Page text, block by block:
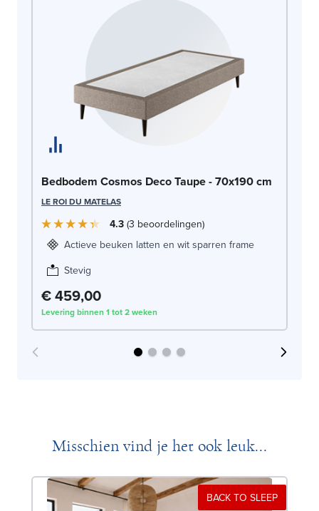
Bedbodem Cosmos Deco Taupe - 70x190 cm
LE ROI DU MATELAS
4.3 3 beoordelingen
Actieve beuken latten en wit sparren frame
Stevig
€ 459,00
Levering binnen 1 tot 2 weken
Misschien vind je het ook leuk...
BACK TO SLEEP